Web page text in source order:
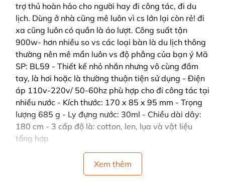
trợ thủ hoàn hảo cho người hay đi công tác, đi du
lịch. Dùng ở nhà cũng mê luôn vì cs lớn lại còn rẻ! đi
xa cũng luôn có quần là áo lượt. Công suất tận
900w- hơn nhiều so vs các loại bàn là du lịch thông
thường nên mê mẩn luôn vs độ phẳng của bạn ý Mã
SP: BL59 - Thiết kế nhỏ nhắn nhưng vô cùng đầm
tay, là hơi hoặc là thường thuận tiện sử dụng - Điện
áp 110v-220v/ 50-60hz phù hợp cho đi công tác tại
nhiều nước - Kích thước: 170 x 85 x 95 mm - Trọng
lượng 685 g - Ly đựng nước: 30ml - Chiều dài dây:
180 cm - 3 cấp độ là: cotton, len, lụa và vật liệu
tổng hợp
Xem thêm